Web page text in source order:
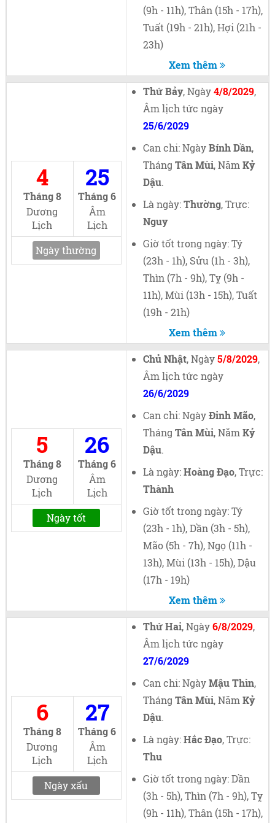
(9h - 11h), Thân (15h - 17h),
Tuất (19h - 21h), Hợi (21h -
23h)
Xem thêm
4
Tháng 8
Dương
Lịch
25
Tháng 6
Âm
Lịch
Ngày thường
Thứ Bảy, Ngày4/8/2029,
Âm lịch tức ngày
25/6/2029
Can chi: NgàyBính Dần,
Tháng Tân Mùi, Năm Kỷ
Dậu.
Là ngày:Thường, Trực:
Nguy
Giờ tốt trong ngày: Tý
(23h - 1h), Sửu (1h - 3h),
Thìn (7h - 9h), Tỵ (9h -
11h), Mùi (13h - 15h), Tuất
(19h - 21h)
Xem thêm
5
Tháng 8
Dương
Lịch
26
Tháng 6
Âm
Lịch
Ngày tốt
Chủ Nhật, Ngày5/8/2029,
Âm lịch tức ngày
26/6/2029
Can chi: NgàyĐinh Mão,
Tháng Tân Mùi, Năm Kỷ
Dậu.
Là ngày:Hoàng Đạo, Trực:
Thành
Giờ tốt trong ngày: Tý
(23h - 1h), Dần (3h - 5h),
Mão (5h - 7h), Ngọ (11h -
13h), Mùi (13h - 15h), Dậu
(17h - 19h)
Xem thêm
6
Tháng 8
Dương
Lịch
27
Tháng 6
Âm
Lịch
Ngày xấu
Thứ Hai, Ngày6/8/2029,
Âm lịch tức ngày
27/6/2029
Can chi: NgàyMậu Thìn,
Tháng Tân Mùi, Năm Kỷ
Dậu.
Là ngày:Hắc Đạo, Trực:
Thu
Giờ tốt trong ngày: Dần
(3h - 5h), Thìn (7h - 9h), Tỵ
(9h - 11h), Thân (15h - 17h),